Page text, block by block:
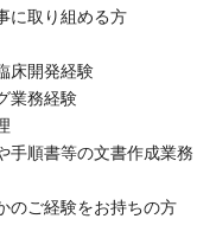
に取り組める方
床開発経験
業務経験
手順書等の文書作成業務
のご経験をお持ちの方